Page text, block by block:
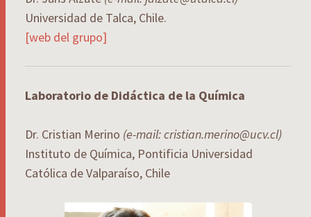
Universidad de Talca, Chile.
[web del grupo]
Laboratorio de Didáctica de la Química
Dr. Cristian Merino (e-mail: cristian.merino@ucv.cl)
Instituto de Química, Pontificia Universidad
Católica de Valparaíso, Chile